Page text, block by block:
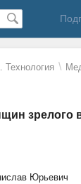
Технология \
зрелого
Юрьевич